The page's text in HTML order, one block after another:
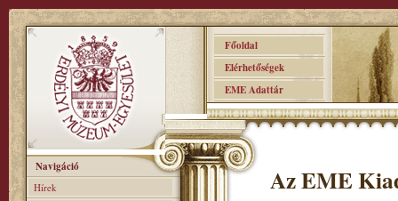
Főoldal
Elérhetőségek
EME Adattár
Navigáció
Hírek
Az EME